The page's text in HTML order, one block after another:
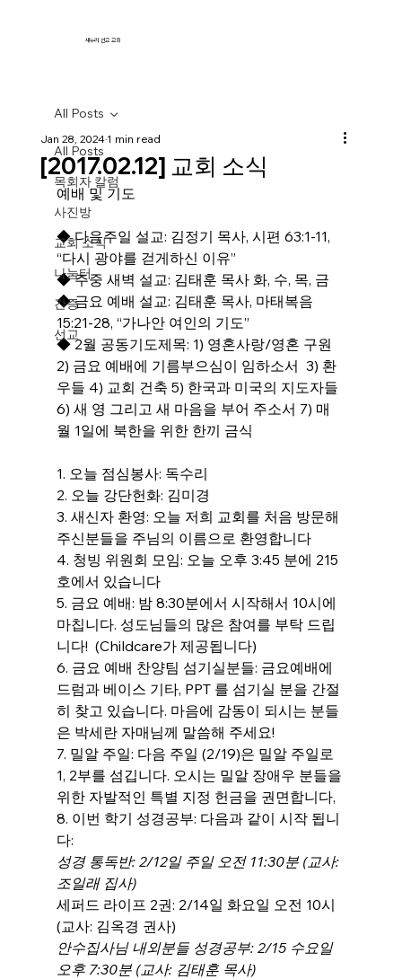
새누리 선교 교회
All Posts
목회자 칼럼
사진방
교회 소식
나눔터
간증
선교
All Posts
[2017.02.12] 교회 소식
Jan 28, 20241 min read
예배 및 기도
◆ 다음주일 설교: 김정기 목사, 시편 63:1-11,
“다시 광야를 걷게하신 이유”
◆ 주중 새벽 설교: 김태훈 목사 화, 수, 목, 금
◆ 금요 예배 설교: 김태훈 목사, 마태복음
15:21-28, “가나안 여인의 기도”
◆ 2월 공동기도제목: 1) 영혼사랑/영혼 구원
2) 금요 예배에 기름부으심이 임하소서  3) 환
우들 4) 교회 건축 5) 한국과 미국의 지도자들
6) 새 영 그리고 새 마음을 부어 주소서 7) 매
월 1일에 북한을 위한 한끼 금식
1. 오늘 점심봉사: 독수리
2. 오늘 강단헌화: 김미경
3. 새신자 환영: 오늘 저희 교회를 처음 방문해
주신분들을 주님의 이름으로 환영합니다
4. 청빙 위원회 모임: 오늘 오후 3:45 분에 215
호에서 있습니다
5. 금요 예배: 밤 8:30분에서 시작해서 10시에
마칩니다. 성도님들의 많은 참여를 부탁 드립
니다!  (Childcare가 제공됩니다)
6. 금요 예배 찬양팀 섬기실분들: 금요예배에
드럼과 베이스 기타, PPT 를 섬기실 분을 간절
히 찾고 있습니다. 마음에 감동이 되시는 분들
은 박세란 자매님께 말씀해 주세요!
7. 밀알 주일: 다음 주일 (2/19)은 밀알 주일로
1, 2부를 섬깁니다. 오시는 밀알 장애우 분들을
위한 자발적인 특별 지정 헌금을 권면합니다,
8. 이번 학기 성경공부: 다음과 같이 시작 됩니
다:
성경 통독반: 2/12일 주일 오전 11:30분 (교사:
조일래 집사)
세퍼드 라이프 2권: 2/14일 화요일 오전 10시
(교사: 김옥경 권사)
안수집사님 내외분들 성경공부: 2/15 수요일
오후 7:30분 (교사: 김태훈 목사)